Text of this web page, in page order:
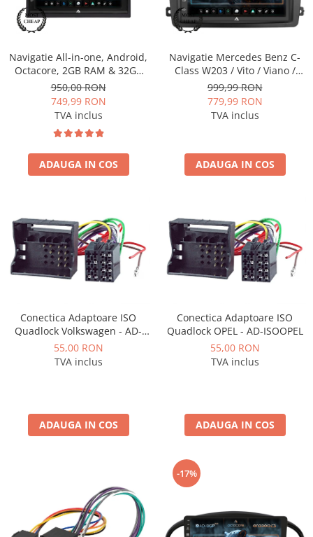
Rame adaptoare Hummer
Camere marșarier auto
Camere marșarier universale
Camere Skoda
Camere Volkswagen
Camere Audi
Camere BMW
Camere Opel
Camere Iveco
Camere Fiat
Camere Fiat
Navigatie All-in-one, Android,
Octacore, 2GB RAM & 32GB
ROM, 7 Inch - AD-BGP1002
950,00 RON
749,99 RON
TVA inclus
ADAUGA IN COS
Navigatie Mercedes Benz C-
Class W203 / Vito / Viano /
CLK, Android, P-Octacore /
2GB RAM + 32GB ROM, 7 Inch
- AD-BGP1002+AD-BGRBE014
999,99 RON
779,99 RON
TVA inclus
ADAUGA IN COS
Conectica Adaptoare ISO
Quadlock Volkswagen - AD-
ISOVW
55,00 RON
TVA inclus
ADAUGA IN COS
Conectica Adaptoare ISO
Quadlock OPEL - AD-ISOOPEL
55,00 RON
TVA inclus
ADAUGA IN COS
-17%